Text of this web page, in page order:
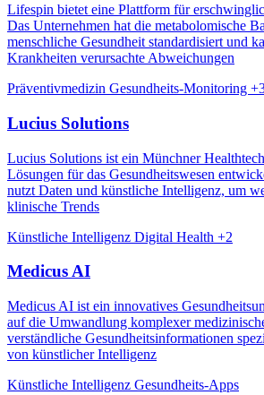
Lifespin bietet eine Plattform für
Das Unternehmen hat die metabolomische
menschliche Gesundheit standardisiert und
Krankheiten verursachte Abweichungen
Präventivmedizin Gesundheits-Monitoring
Lucius Solutions
Lucius Solutions ist ein Münchner
Lösungen für das Gesundheitswesen
nutzt Daten und künstliche Intelligenz, um
klinische Trends
Künstliche Intelligenz Digital Health +2
Medicus AI
Medicus AI ist ein innovatives
auf die Umwandlung komplexer
verständliche Gesundheitsinformationen
von künstlicher Intelligenz
Künstliche Intelligenz Gesundheits-Apps